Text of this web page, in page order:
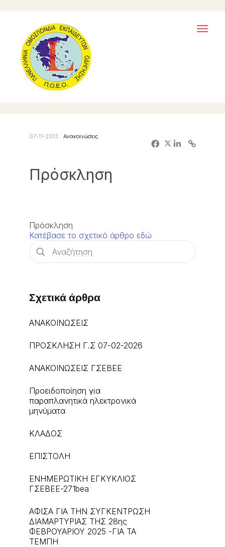
07-11-2013 Ανακοινώσεις
Πρόσκληση
Πρόσκληση
Κατέβασε το σχετικό άρθρο εδώ
Σχετικά άρθρα
ΑΝΑΚΟΙΝΩΣΕΙΣ
ΠΡΟΣΚΛΗΣΗ Γ.Σ 07-02-2026
ΑΝΑΚΟΙΝΩΣΕΙΣ ΓΣΕΒΕΕ
Προειδοποίηση για
παραπλανητικά ηλεκτρονικά
μηνύματα
ΚΛΑΔΟΣ
ΕΠΙΣΤΟΛΗ
ΕΝΗΜΕΡΩΤΙΚΗ ΕΓΚΥΚΛΙΟΣ
ΓΣΕΒΕΕ-271bea
ΑΦΙΣΑ ΓΙΑ ΤΗΝ ΣΥΓΚΕΝΤΡΩΣΗ
ΔΙΑΜΑΡΤΥΡΙΑΣ ΤΗΣ 28ης
ΦΕΒΡΟΥΑΡΙΟΥ 2025 -ΓΙΑ ΤΑ
ΤΕΜΠΗ